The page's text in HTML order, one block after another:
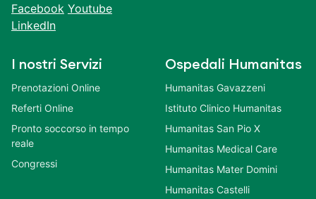
Facebook Youtube
LinkedIn
I nostri Servizi
Prenotazioni Online
Referti Online
Pronto soccorso in tempo
reale
Congressi
Ospedali Humanitas
Humanitas Gavazzeni
Istituto Clinico Humanitas
Humanitas San Pio X
Humanitas Medical Care
Humanitas Mater Domini
Humanitas Castelli